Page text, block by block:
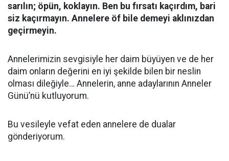
sarılın; öpün, koklayın. Ben bu fırsatı kaçırdım, bari
siz kaçırmayın. Annelere öf bile demeyi aklınızdan
geçirmeyin.
Annelerimizin sevgisiyle her daim büyüyen ve de her
daim onların değerini en iyi şekilde bilen bir neslin
olması dileğiyle… Annelerin, anne adaylarının Anneler
Günü’nü kutluyorum.
Bu vesileyle vefat eden annelere de dualar
gönderiyorum.